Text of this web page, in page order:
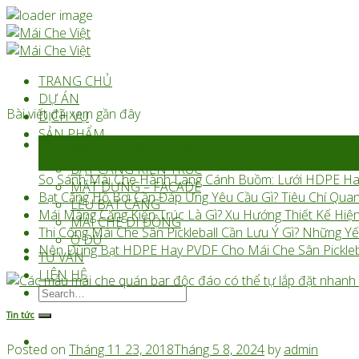
Skip
to
TRANG CHỦ
DỰ ÁN
DỊCH VỤ
SẢN PHẨM
BẠT CĂNG KIẾN TRÚC
MẶT DỰNG – FACADE
LỀU BẠT CĂNG
MÁI CHE DI ĐỘNG
Ô DÙ
TƯ VẤN
LIÊN HỆ
Search
for:
Bài viết đã xem gần đây
So Sánh Mái Che Hành Lang Cánh Buồm: Lưới HDPE
Bạt Căng Hồ Bơi Cần Đáp Ứng Yêu Cầu Gì? Tiêu Chí
Mái Màng Căng Kiến Trúc Là Gì? Xu Hướng Thiết Kế
Thi Công Mái Che Sân Pickleball Cần Lưu Ý Gì? Những
Nên Dùng Bạt HDPE Hay PVDF Cho Mái Che Sân
Tin tức
Posted on Tháng 11 23, 2018Tháng 5 8, 2024 byadmin